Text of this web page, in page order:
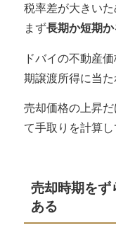
税率差が大きいた
まず長期か短期
ドバイの不動産
期譲渡所得に当た
売却価格の上昇
て手取りを計算し
売却時期をず
ある